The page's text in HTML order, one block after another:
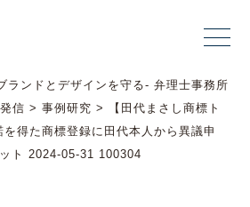
ランドとデザインを守る- 弁理士事務所
信 >事例研究 >
【田代まさし商標ト
得た商標登録に田代本人から異議申
ト 2024-05-31 100304